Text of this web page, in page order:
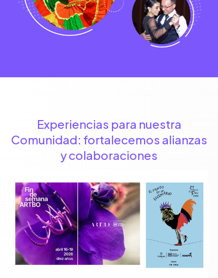
Experiencias para nuestra
Comunidad: fortalecemos alianzas
y colaboraciones